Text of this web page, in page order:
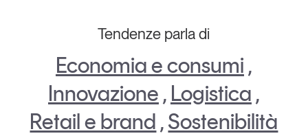
Opinioni
Dossier
Il Numero
Studi e ricerche
Tutti gli studi e le ricerche
Tendenze parla di
Economia e consumi ,
Innovazione , Logistica ,
Retail e brand ,Sostenibilità